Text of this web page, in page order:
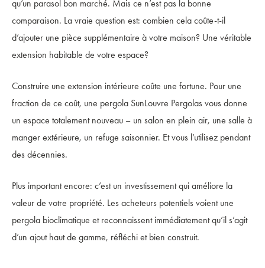
qu’un parasol bon marché. Mais ce n’est pas la bonne
comparaison. La vraie question est: combien cela coûte-t-il
d’ajouter une pièce supplémentaire à votre maison? Une véritable
extension habitable de votre espace?
Construire une extension intérieure coûte une fortune. Pour une
fraction de ce coût, une pergola SunLouvre Pergolas vous donne
un espace totalement nouveau – un salon en plein air, une salle à
manger extérieure, un refuge saisonnier. Et vous l’utilisez pendant
des décennies.
Plus important encore: c’est un investissement qui améliore la
valeur de votre propriété. Les acheteurs potentiels voient une
pergola bioclimatique et reconnaissent immédiatement qu’il s’agit
d’un ajout haut de gamme, réfléchi et bien construit.